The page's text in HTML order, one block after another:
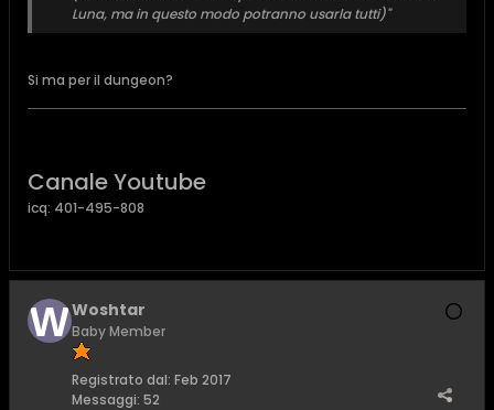
Luna, ma in questo modo potranno usarla tutti)"
Si ma per il dungeon?
Canale Youtube
icq: 401-495-808
Woshtar
Baby Member
Registrato dal: Feb 2017
Messaggi: 52